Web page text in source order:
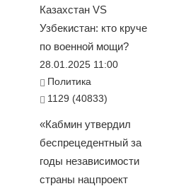
Казахстан VS
Узбекистан: кто круче
по военной мощи?
28.01.2025 11:00
Политика
1129 (40833)
«Кабмин утвердил
беспрецедентный за
годы независимости
страны нацпроект